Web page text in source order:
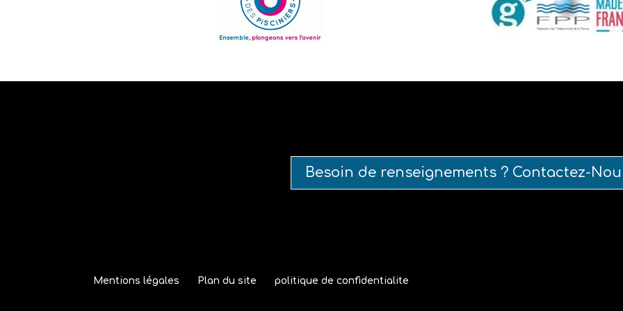
Besoin de renseignements ? Contactez-
Mentions légales Plan du site politique de confidentialite